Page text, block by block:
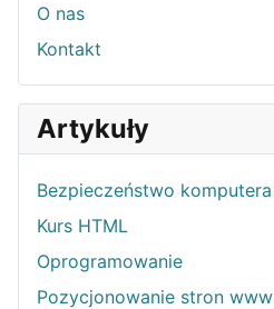
O nas
Kontakt
Artykuły
Bezpieczeństwo komputera
Kurs HTML
Oprogramowanie
Pozycjonowanie stron www